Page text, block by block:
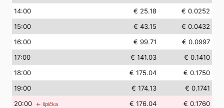
14:00 € 25.18
€ 0.0252
15:00 € 43.15
€ 0.0432
16:00 € 99.71
€ 0.0997
17:00 € 141.03
€ 0.1410
18:00 € 175.04
€ 0.1750
19:00 € 174.13
€ 0.1741
20:00 ← špička € 176.04
€ 0.1760